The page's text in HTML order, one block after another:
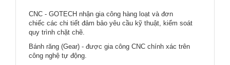
CNC - GOTECH nhận gia công hàng loạt và đơn
chiếc các chi tiết đảm bảo yêu cầu kỹ thuật, kiểm soát
quy trình chặt chẽ.
Bánh răng (Gear) - được gia công CNC chính xác trên
công nghệ tự động.